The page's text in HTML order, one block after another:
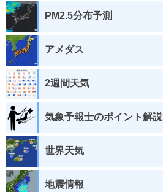
PM2.5分布予測
アメダス
2週間天気
気象予報士のポイント解説
世界天気
地震情報